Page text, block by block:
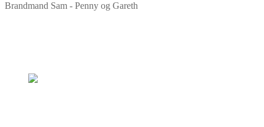
Brandmand Sam - Penny og Gareth